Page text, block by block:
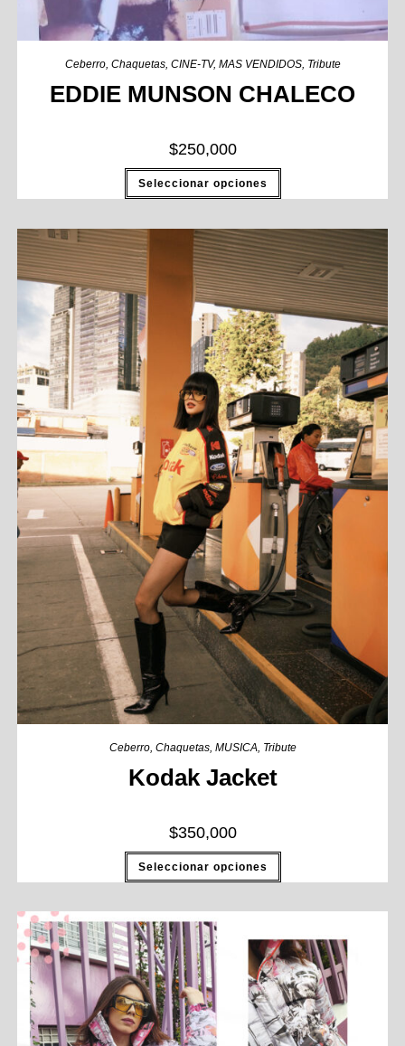
Ceberro, Chaquetas, CINE-TV, MAS VENDIDOS, Tribute
EDDIE MUNSON CHALECO
$250,000
Seleccionar opciones
Ceberro, Chaquetas, MUSICA Tribute
Kodak Jacket
$350,000
Seleccionar opciones